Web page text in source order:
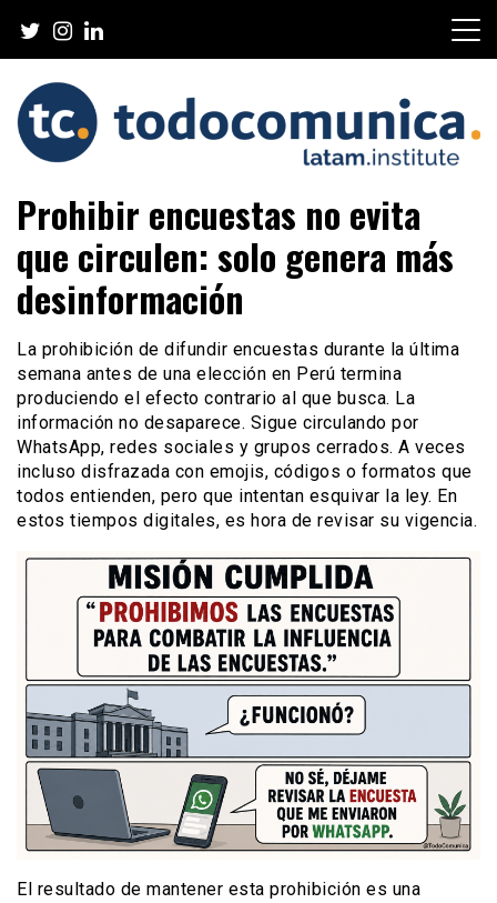
content
TodoComunica x LATAM
Institute
Prohibir encuestas no evita
que circulen: solo genera más
desinformación
La prohibición de difundir encuestas durante la última
semana antes de una elección en Perú termina
produciendo el efecto contrario al que busca. La
información no desaparece. Sigue circulando por
WhatsApp, redes sociales y grupos cerrados. A veces
incluso disfrazada con emojis, códigos o formatos que
todos entienden, pero que intentan esquivar la ley. En
estos tiempos digitales, es hora de revisar su vigencia.
El resultado de mantener esta prohibición es una